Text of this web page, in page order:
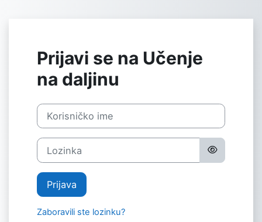
Prijavi se na Učenje
na daljinu
Korisničko ime
Lozinka
Prijava
Zaboravili ste lozinku?